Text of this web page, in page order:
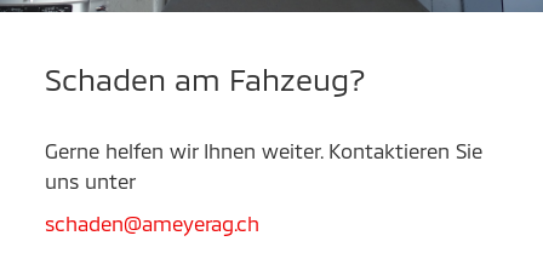
Schaden am Fahzeug?
Gerne helfen wir Ihnen weiter. Kontaktieren Sie
uns unter
schaden@ameyerag.ch